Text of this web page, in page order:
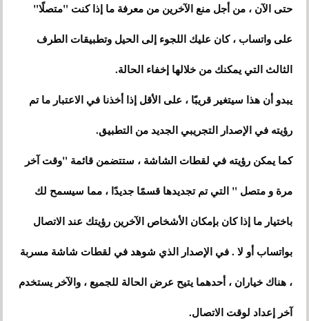
حتى الآن ، من أجل منع الآخرين من معرفة ما إذا كنت "متصلًا"
على واتساب ، كان عليك اللجوء إلى الحيل وتطبيقات الطرف
الثالث التي يمكنك من خلالها إخفاء الحالة.
يبدو أن هذا سيتغير قريبًا ، على الأقل إذا أخذنا في الاعتبار ما تم
رؤيته في الإصدار التجريبي الجديد من التطبيق.
كما يمكن رؤيته في لقطات الشاشة ، ستتضمن قائمة "وقت آخر
مرة و متصل " التي تم تجديدها قسمًا جديدًا ، مما سيسمح لك
باختيار ما إذا كان بإمكان الأشخاص الآخرين رؤيتك عند الاتصال
بواتساب أو لا . في الإصدار الذي شوهد في لقطات شاشة مسربة
، هناك خياران ، أحدهما يتيح عرض الحالة للجميع ، والآخر يستخدم
آخر إعداد لوقت الاتصال.